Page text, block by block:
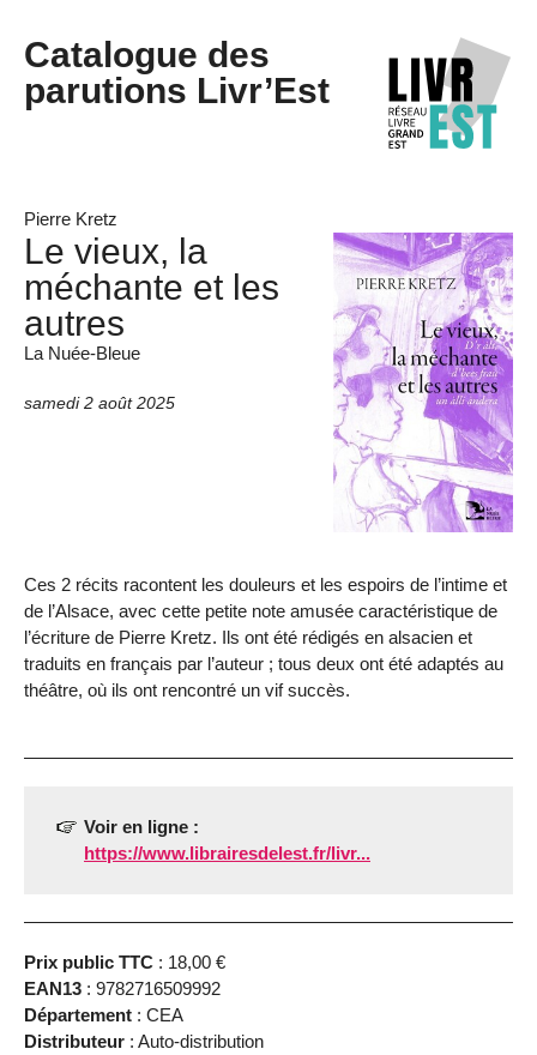
Catalogue des
parutions Livr’Est
Pierre Kretz
Le vieux, la
méchante et les
autres
La Nuée-Bleue
samedi 2 août 2025
Ces 2 récits racontent les douleurs et les espoirs de l’intime et
de l’Alsace, avec cette petite note amusée caractéristique de
l’écriture de Pierre Kretz. Ils ont été rédigés en alsacien et
traduits en français par l’auteur ; tous deux ont été adaptés au
théâtre, où ils ont rencontré un vif succès.
Voir en ligne :
https://www.librairesdelest.fr/livr...
Prix public TTC : 18,00 €
EAN13 : 9782716509992
Département : CEA
Distributeur : Auto-distribution